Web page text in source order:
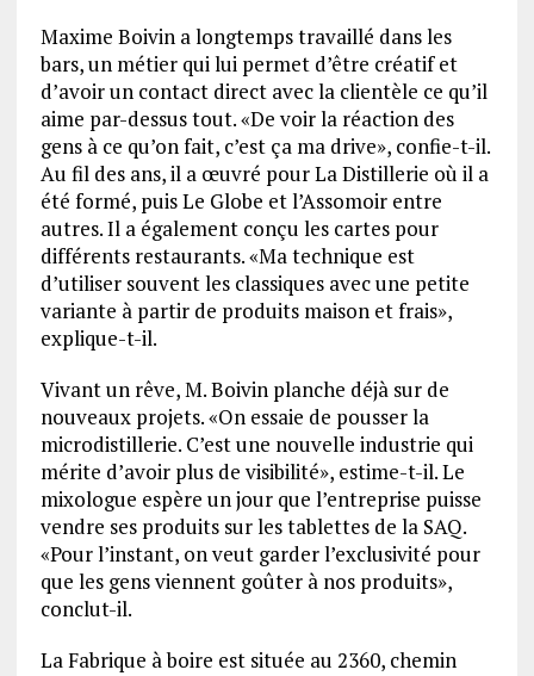
Maxime Boivin a longtemps travaillé dans les
bars, un métier qui lui permet d’être créatif et
d’avoir un contact direct avec la clientèle ce qu’il
aime par-dessus tout. «De voir la réaction des
gens à ce qu’on fait, c’est ça ma drive», confie-t-il.
Au fil des ans, il a œuvré pour La Distillerie où il a
été formé, puis Le Globe et l’Assomoir entre
autres. Il a également conçu les cartes pour
différents restaurants. «Ma technique est
d’utiliser souvent les classiques avec une petite
variante à partir de produits maison et frais»,
explique-t-il.
Vivant un rêve, M. Boivin planche déjà sur de
nouveaux projets. «On essaie de pousser la
microdistillerie. C’est une nouvelle industrie qui
mérite d’avoir plus de visibilité», estime-t-il. Le
mixologue espère un jour que l’entreprise puisse
vendre ses produits sur les tablettes de la SAQ.
«Pour l’instant, on veut garder l’exclusivité pour
que les gens viennent goûter à nos produits»,
conclut-il.
La Fabrique à boire est située au 2360, chemin